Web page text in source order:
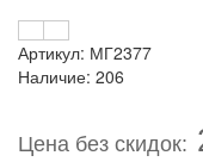
Артикул: МГ2377
Наличие: 206
Цена без скидок: